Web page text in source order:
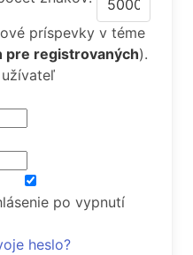
príspevky v téme
pre registrovaných).
po vypnutí
heslo?